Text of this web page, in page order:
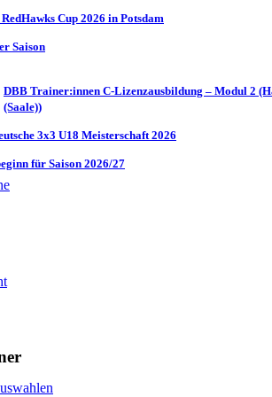
RedHawks Cup 2026 in Potsdam
Saison
DBB Trainer:innen C-Lizenzausbildung – Modul 2
(Saale))
3x3 U18 Meisterschaft 2026
für Saison 2026/27